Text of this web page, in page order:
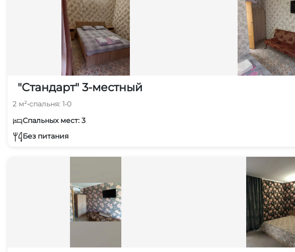
"Стандарт" 3-местный
2 м²•спальня: 1•0
Спальных мест: 3
Без питания